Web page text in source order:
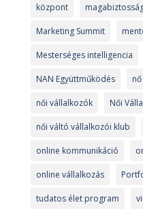
központ
Marketing Summit
Mesterséges intelligencia
NAN Együttműködés nő
női vállalkozók Női
női váltó vállalkozói klub
online kommunikáció
online vállalkozás
tudatos élet program